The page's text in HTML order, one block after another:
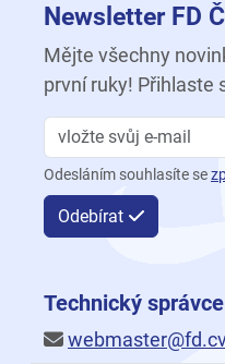
Newsletter FD
Mějte všechny
první ruky! Přihlaste
Odesláním souhlasíte se
Odebírat
Technický správce